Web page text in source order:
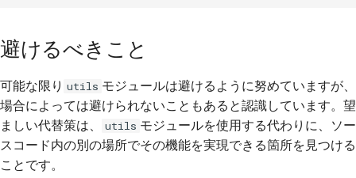
避けるべきこと
可能な限り utils モジュールは避けるように努めていますが、
場合によっては避けられないこともあると認識しています。望
ましい代替策は、
utils モジュールを使用する代わりに、ソー
スコード内の別の場所でその機能を実現できる箇所を見つける
ことです。